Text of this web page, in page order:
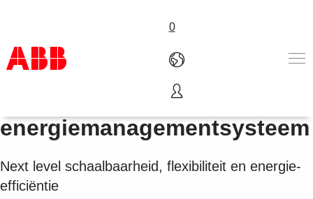
0
Products & Solutions
Industries
About us
Verkoopkanalen
energiemanagementsysteem
Next level schaalbaarheid, flexibiliteit en energie-
efficiëntie